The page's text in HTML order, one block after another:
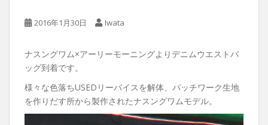
2016年1月30日 Iwata
ナスングワム×アーリーモーニングよりデニムウエストバ
ッグ到着です。
様々な色落ちUSEDリーバイスを解体、パッチワーク生地
を作りだす所から製作されたナスングワムモデル。